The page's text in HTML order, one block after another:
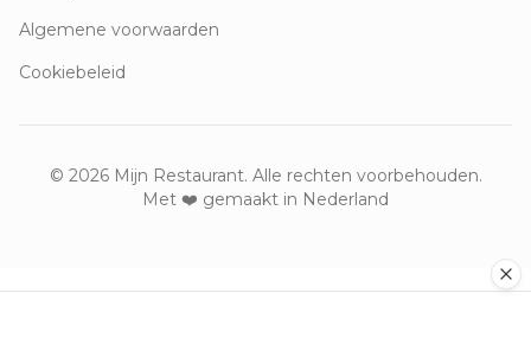
Algemene voorwaarden
Cookiebeleid
© 2026Mijn Restaurant. Alle rechten voorbehouden.
Met ❤️ gemaakt in Nederland